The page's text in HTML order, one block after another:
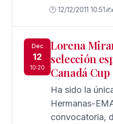
bandas por el
Nueva Orleans.
🕐 12/12/2011 10:51✍️
Dec
12
10:20
Lorena
selección
Canadá Cup
Ha sido la
Hermanas-
convocatoria,